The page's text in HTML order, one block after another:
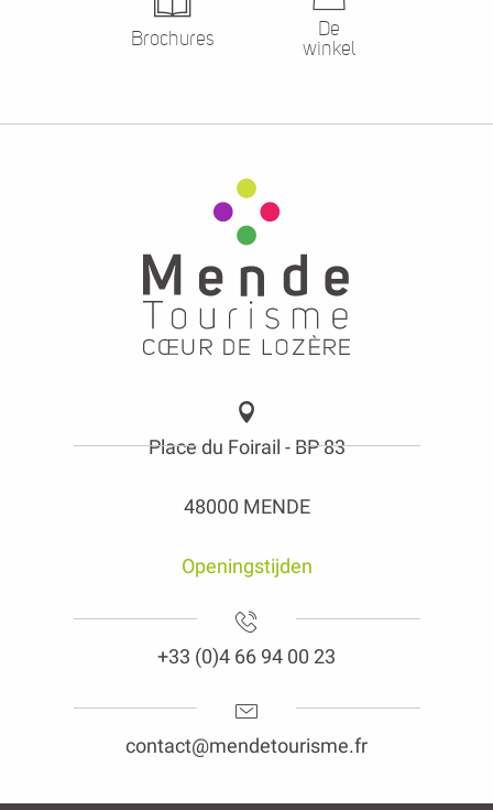
Brochures
De
winkel
Place du Foirail - BP 83
48000 MENDE
Openingstijden
+33 (0)4 66 94 00 23
contact@mendetourisme.fr